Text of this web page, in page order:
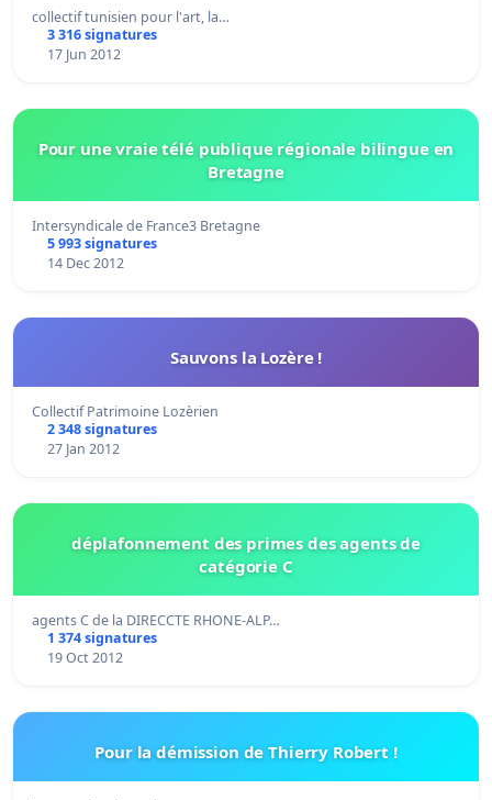
collectif tunisien pour l'art, la…
3 316 signatures
17 Jun 2012
Pour une vraie télé publique régionale bilingue en
Bretagne
Intersyndicale de France3 Bretagne
5 993 signatures
14 Dec 2012
Sauvons la Lozère !
Collectif Patrimoine Lozèrien
2 348 signatures
27 Jan 2012
déplafonnement des primes des agents de
catégorie C
agents C de la DIRECCTE RHONE-ALP…
1 374 signatures
19 Oct 2012
Pour la démission de Thierry Robert !